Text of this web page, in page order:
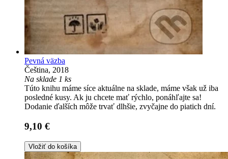
Pevná väzba
Čeština, 2018
Na sklade 1 ks
Túto knihu máme síce aktuálne na sklade, máme však už iba
posledné kusy. Ak ju chcete mať rýchlo, ponáhľajte sa!
Dodanie ďalších môže trvať dlhšie, zvyčajne do piatich dní.
9,10 €
Vložiť do košíka